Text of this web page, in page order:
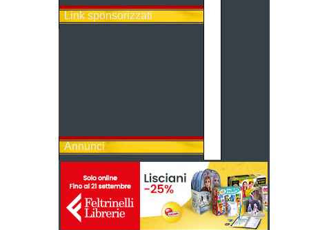
Link sponsorizzati
Annunci